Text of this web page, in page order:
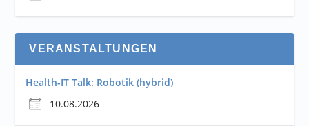
VERANSTALTUNGEN
Health-IT Talk: Robotik (hybrid)
10.08.2026